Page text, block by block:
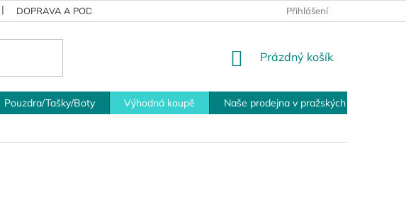
DOPRAVA A PODMÍNKY PRO VRÁCENÍ ZBOŽÍ PLATEBNÍ MOŽNOSTI
Přihlášení
NÁKUPNÍ
Prázdný košík
Pouzdra/Tašky/Boty Výhodná koupě
Naše prodejna v pražských Modřanech